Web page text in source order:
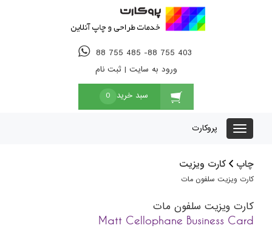
88 755 485 -88 755 403
ورود به سایت |ثبت نام
سبد خرید 0
پروکارت
چاپ کارت ویزیت
کارت ویزیت سلفون مات
کارت ویزیت سلفون مات
Matt Cellophane Business Card